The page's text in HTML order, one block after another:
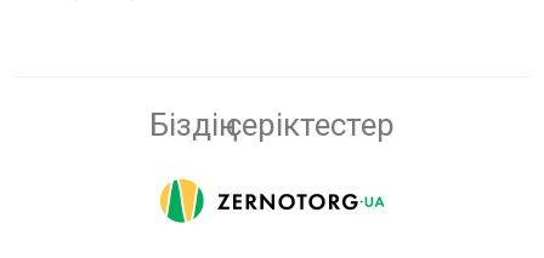
Біздің серіктестер